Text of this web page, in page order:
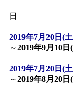
間
「皆
～」
日
2019年7月20日(
～2019年9月10日
2019年7月20日(
～2019年8月20日